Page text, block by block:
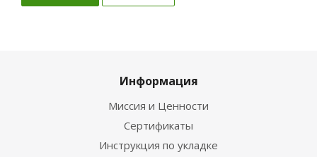
Информация
Миссия и Ценности
Сертификаты
Инструкция по укладке